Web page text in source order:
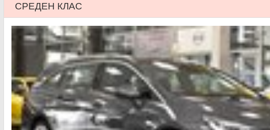
СРЕДЕН КЛАС